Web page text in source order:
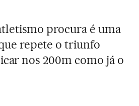
procura é uma
repete o triunfo
nos 200m como já o